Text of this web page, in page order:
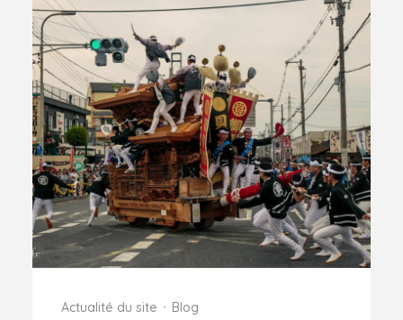
Actualité du site Blog